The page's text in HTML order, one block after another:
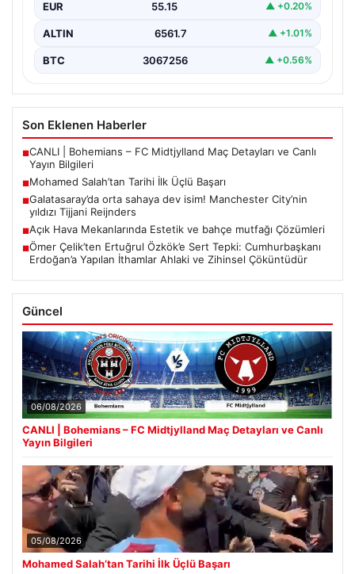
EUR 55.15 ▲ +0.20%
ALTIN 6561.7 ▲ +1.01%
BTC 3067256 ▲ +0.56%
Son Eklenen Haberler
■CANLI | Bohemians – FC Midtjylland Maç Detayları ve Canlı
Yayın Bilgileri
■Mohamed Salah’tan Tarihi İlk Üçlü Başarı
■Galatasaray’da orta sahaya dev isim! Manchester City’nin
yıldızı Tijjani Reijnders
■Açık Hava Mekanlarında Estetik ve bahçe mutfağı Çözümleri
■Ömer Çelik’ten Ertuğrul Özkök’e Sert Tepki: Cumhurbaşkanı
Erdoğan’a Yapılan İthamlar Ahlaki ve Zihinsel Çöküntüdür
Güncel
06/08/2026
CANLI | Bohemians – FC Midtjylland Maç Detayları ve Canlı
Yayın Bilgileri
05/08/2026
Mohamed Salah’tan Tarihi İlk Üçlü Başarı